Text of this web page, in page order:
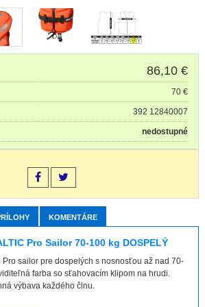
86,10 €
70 €
392 12840007
nedostupné
KOMENTÁRE
Pro Sailor 70-100 kg DOSPELÝ
Pro sailor pre dospelých s nosnosťou až nad 70-
farba so sťahovacím klipom na hrudi.
výbava každého člnu.